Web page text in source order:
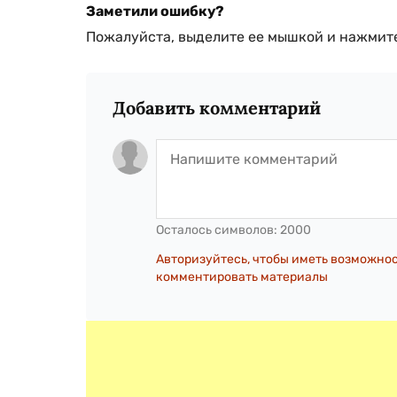
Заметили ошибку?
Пожалуйста, выделите ее мышкой и
Добавить комментарий
Осталось символов: 2000
Авторизуйтесь, чтобы иметь
комментировать материалы